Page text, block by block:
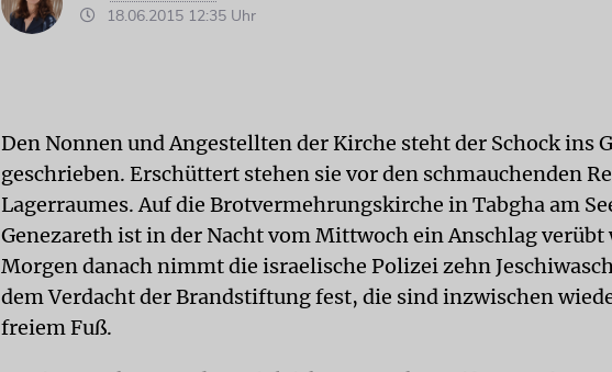
18.06.2015 12:35 Uhr
Den Nonnen und Angestellten der Kirche steht der Schock ins
geschrieben. Erschüttert stehen sie vor den schmauchenden
Lagerraumes. Auf die Brotvermehrungskirche in Tabgha am
Genezareth ist in der Nacht vom Mittwoch ein Anschlag verübt
Morgen danach nimmt die israelische Polizei zehn
dem Verdacht der Brandstiftung fest, die sind inzwischen
freiem Fuß.